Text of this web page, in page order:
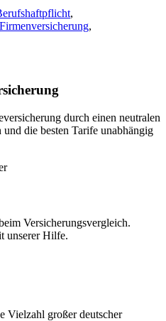
,
Firmenversicherung,
durch einen neutralen
die besten Tarife unabhängig
Versicherungsvergleich.
unserer Hilfe.
Vielzahl großer deutscher